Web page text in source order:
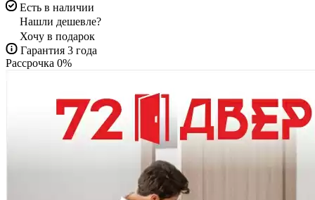
Есть в наличии
Нашли дешевле?
Хочу в подарок
Гарантия 3 года
Рассрочка 0%